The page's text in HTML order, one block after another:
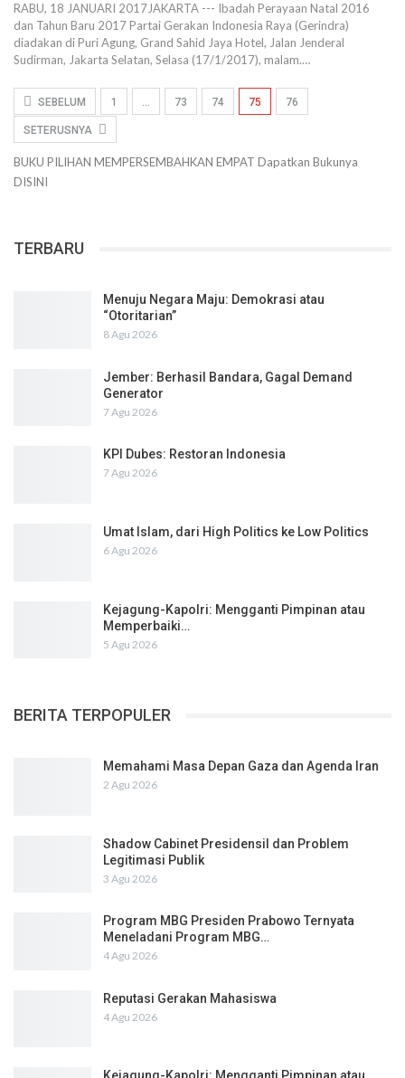
RABU, 18 JANUARI 2017JAKARTA --- Ibadah Perayaan Natal 2016
dan Tahun Baru 2017 Partai Gerakan Indonesia Raya (Gerindra)
diadakan di Puri Agung, Grand Sahid Jaya Hotel, Jalan Jenderal
Sudirman, Jakarta Selatan, Selasa (17/1/2017), malam.…
SEBELUM 1 … 73 74 75 76
SETERUSNYA
BUKU PILIHAN MEMPERSEMBAHKAN EMPAT Dapatkan Bukunya
DISINI
TERBARU
Menuju Negara Maju: Demokrasi atau
“Otoritarian”
8 Agu 2026
Jember: Berhasil Bandara, Gagal Demand
Generator
7 Agu 2026
KPI Dubes: Restoran Indonesia
7 Agu 2026
Umat Islam, dari High Politics ke Low Politics
6 Agu 2026
Kejagung-Kapolri: Mengganti Pimpinan atau
Memperbaiki…
5 Agu 2026
BERITA TERPOPULER
Memahami Masa Depan Gaza dan Agenda Iran
2 Agu 2026
Shadow Cabinet Presidensil dan Problem
Legitimasi Publik
3 Agu 2026
Program MBG Presiden Prabowo Ternyata
Meneladani Program MBG…
4 Agu 2026
Reputasi Gerakan Mahasiswa
4 Agu 2026